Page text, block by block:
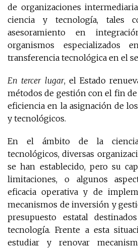
de organizaciones
ciencia y tecnología, tales
asesoramiento en
organismos especializados
transferencia tecnológica en el
En tercer lugar, el Estado
métodos de gestión con el fin de
eficiencia en la asignación de
y tecnológicos.
En el ámbito de la
tecnológicos, diversas
se han establecido, pero su
limitaciones, o algunos
eficacia operativa y de
mecanismos de inversión y
presupuesto estatal
tecnología. Frente a esta
estudiar y renovar